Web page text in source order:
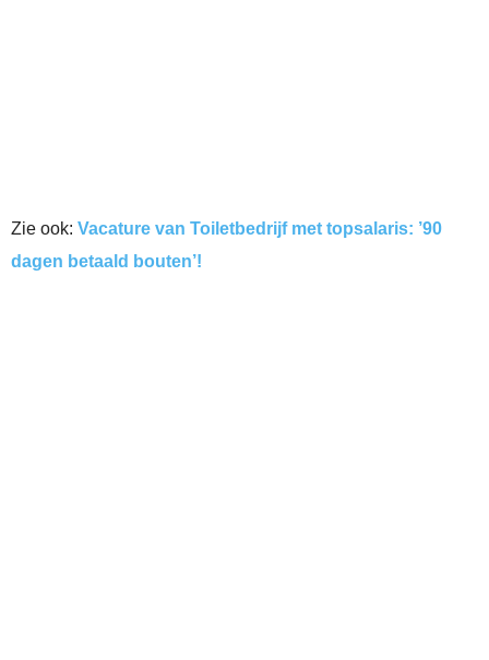
Zie ook: Vacature van Toiletbedrijf met topsalaris: ’90
dagen betaald bouten’!